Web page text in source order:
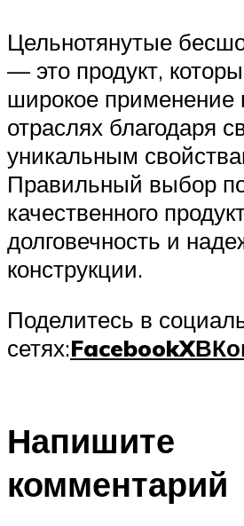
Цельнотянутые
— это продукт,
широкое применение
отраслях благодаря
уникальным
Правильный выбор
качественного
долговечность и
конструкции.
Поделитесь в
сетях:FacebookX
Напишите
комментарий